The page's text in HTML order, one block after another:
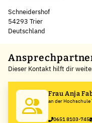
Schneidershof
54293 Trier
Deutschland
+
−
Dieser Kontakt hilft dir
Frau Anja
an der
0651 8103-745